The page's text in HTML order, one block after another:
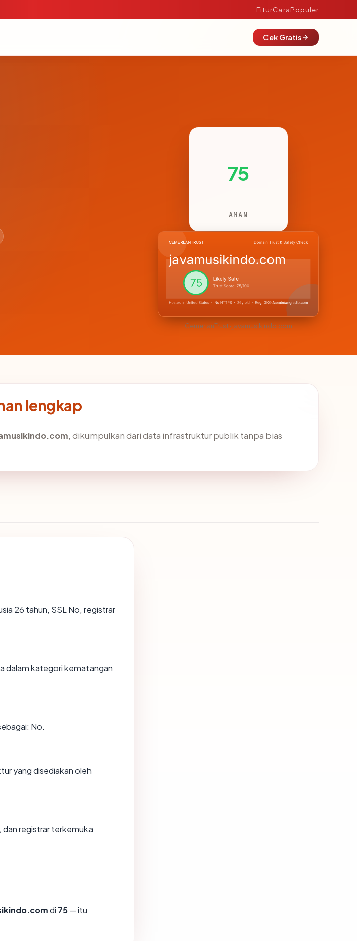
FiturCaraPopuler
Cek Gratis
75
AMAN
CemerlanTrust · javamusikindo.com
lengkap
, dikumpulkan dari data infrastruktur publik tanpa bias
26 tahun, SSL No, registrar
dalam kategori kematangan
No.
yang disediakan oleh
dan registrar terkemuka
di 75— itu